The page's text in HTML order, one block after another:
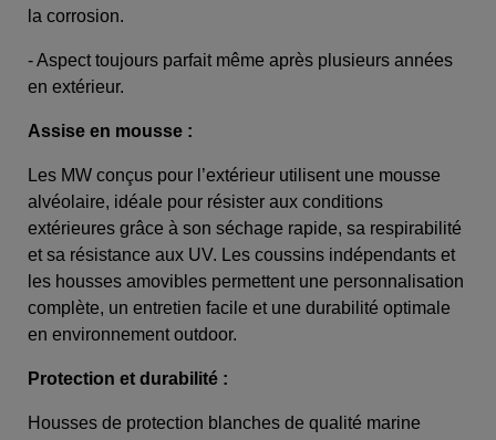
la corrosion.
- Aspect toujours parfait même après plusieurs années
en extérieur.
Assise en mousse :
Les MW conçus pour l’extérieur utilisent une mousse
alvéolaire, idéale pour résister aux conditions
extérieures grâce à son séchage rapide, sa respirabilité
et sa résistance aux UV. Les coussins indépendants et
les housses amovibles permettent une personnalisation
complète, un entretien facile et une durabilité optimale
en environnement outdoor.
Protection et durabilité :
Housses de protection blanches de qualité marine